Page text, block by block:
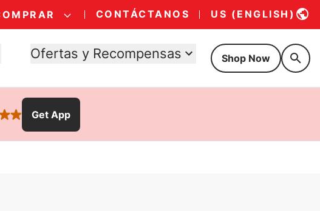
CONTÁCTANOS US (ENGLISH)
Ofertas y Recompensas Shop Now
stars
Get App